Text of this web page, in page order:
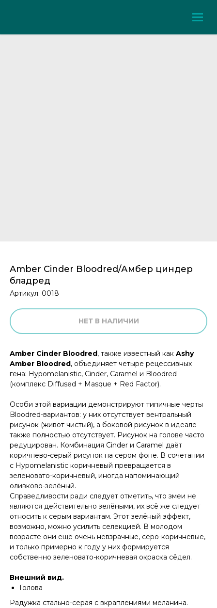
Amber Cinder Bloodred/Амбер циндер
бладред
Артикул: 0018
НЕТ В НАЛИЧИИ
Amber Cinder Bloodred , также известный как Ashy
Amber Bloodred , объединяет четыре рецессивных
гена: Hypomelanistic, Cinder, Caramel и Bloodred
(комплекс Diffused + Masque + Red Factor).
Особи этой вариации демонстрируют типичные черты
Bloodred-вариантов: у них отсутствует вентральный
рисунок (живот чистый), а боковой рисунок в идеале
также полностью отсутствует. Рисунок на голове часто
редуцирован. Комбинация Cinder и Caramel даёт
коричнево-серый рисунок на сером фоне. В сочетании
с Hypomelanistic коричневый превращается в
зеленовато-коричневый, иногда напоминающий
оливково-зелёный.
Справедливости ради следует отметить, что змеи не
являются действительно зелёными, их всё же следует
относить к серым вариантам. Этот зелёный эффект,
возможно, можно усилить селекцией. В молодом
возрасте они ещё очень невзрачные, серо-коричневые,
и только примерно к году у них формируется
собственно зеленовато-коричневая окраска сёдел.
Внешний вид.
Голова
Радужка стально-серая с вкраплениями меланина.